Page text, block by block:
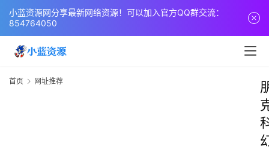
小蓝资源网分享最新网络资源！可以加入官方QQ群交流：
854764050
首页 网址推荐